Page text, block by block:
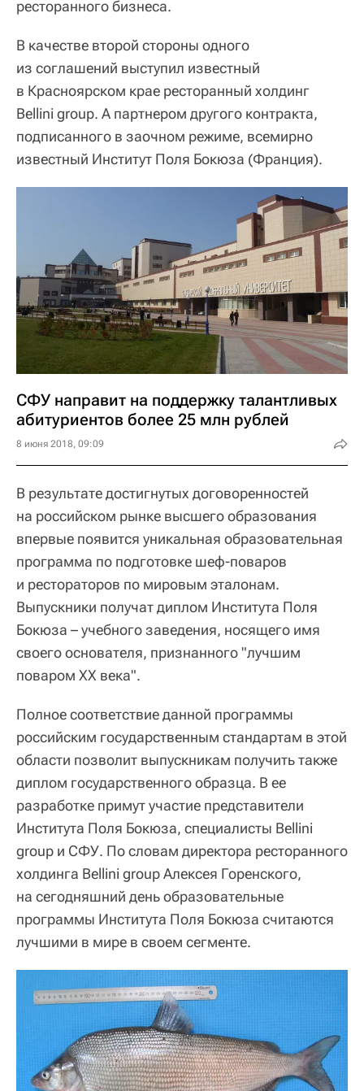
ресторанного бизнеса.
В качестве второй стороны одного
из соглашений выступил известный
в Красноярском крае ресторанный холдинг
Bellini group. А партнером другого контракта,
подписанного в заочном режиме, всемирно
известный Институт Поля Бокюза (Франция).
СФУ направит на поддержку талантливых
абитуриентов более 25 млн рублей
8 июня 2018, 09:09
В результате достигнутых договоренностей
на российском рынке высшего образования
впервые появится уникальная образовательная
программа по подготовке шеф-поваров
и рестораторов по мировым эталонам.
Выпускники получат диплом Института Поля
Бокюза – учебного заведения, носящего имя
своего основателя, признанного "лучшим
поваром XX века".
Полное соответствие данной программы
российским государственным стандартам в этой
области позволит выпускникам получить также
диплом государственного образца. В ее
разработке примут участие представители
Института Поля Бокюза, специалисты Bellini
group и СФУ. По словам директора ресторанного
холдинга Bellini group Алексея Горенского,
на сегодняшний день образовательные
программы Института Поля Бокюза считаются
лучшими в мире в своем сегменте.